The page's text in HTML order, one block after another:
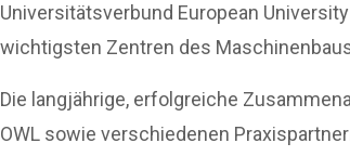
Universitätsverbund European
wichtigsten Zentren des
Die langjährige, erfolgreiche
OWL sowie verschiedenen